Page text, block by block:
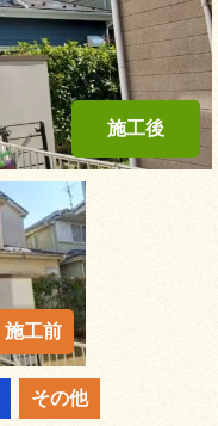
その他